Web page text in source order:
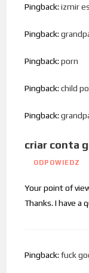
Pingback:izmir
Pingback:
Pingback:porn
Pingback:child
Pingback:
criar conta
ODPOWIEDZ
Your point of
Thanks. I have a
Pingback:fuck